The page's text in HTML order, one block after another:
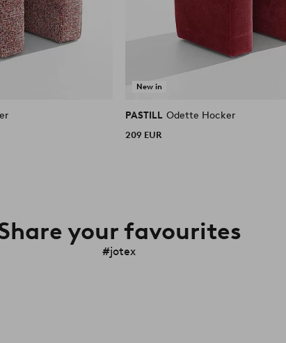
New in
PASTILL Odette Hocker
209 EUR
your favourites
#jotex